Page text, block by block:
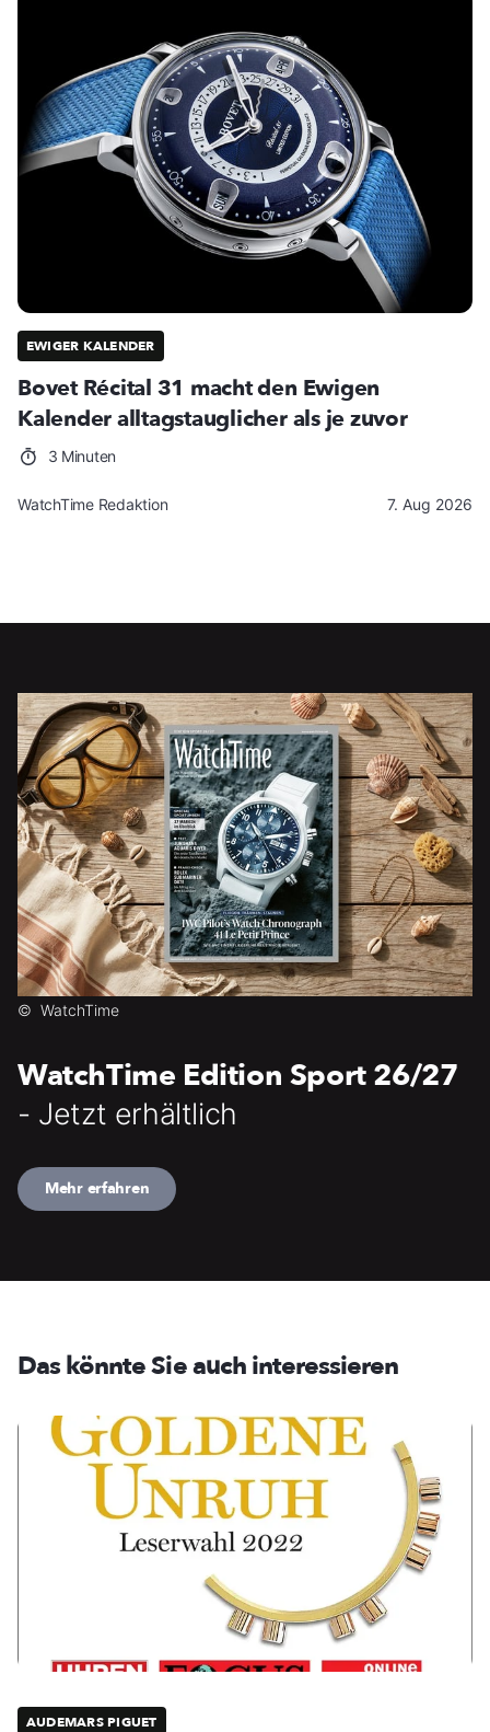
EWIGER KALENDER
Bovet Récital 31 macht den Ewigen
Kalender alltagstauglicher als je zuvor
3 Minuten
WatchTime Redaktion 7. Aug 2026
© WatchTime
WatchTime Edition Sport 26/27
- Jetzt erhältlich
Mehr erfahren
Das könnte Sie auch interessieren
AUDEMARS PIGUET